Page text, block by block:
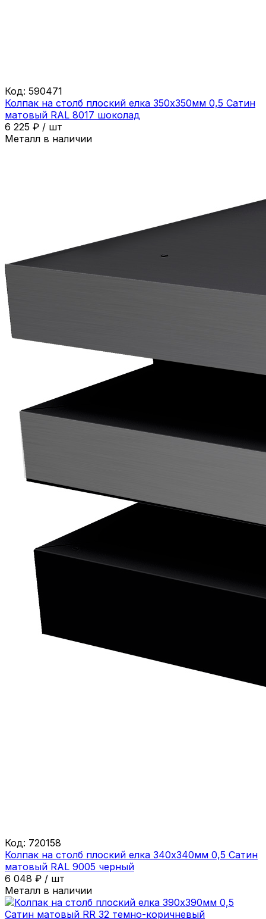
Код: 590471
Колпак на столб плоский елка 350х350мм 0,5 Сатин
матовый RAL 8017 шоколад
6 225 ₽ / шт
Металл в наличии
Код: 720158
Колпак на столб плоский елка 340х340мм 0,5 Сатин
матовый RAL 9005 черный
6 048 ₽ / шт
Металл в наличии